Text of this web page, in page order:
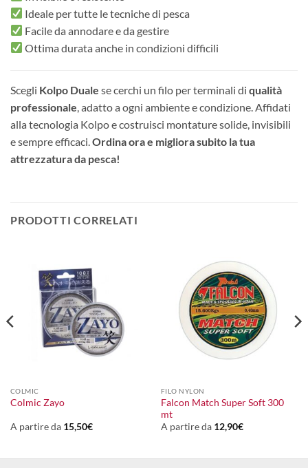
Ideale per tutte le tecniche di pesca
Facile da annodare e da gestire
Ottima durata anche in condizioni difficili
Scegli Kolpo Duale se cerchi un filo per terminali di qualità
professionale, adatto a ogni ambiente e condizione. Affidati
alla tecnologia Kolpo e costruisci montature solide, invisibili
e sempre efficaci.Ordina ora e migliora subito la tua
attrezzatura da pesca!
PRODOTTI CORRELATI
COLMIC
Colmic Zayo
A partire da 15,50€
FILO NYLON
Falcon Match Super Soft 300
mt
A partire da 12,90€